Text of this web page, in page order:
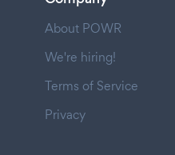
About POWR
We're hiring!
Terms of Service
Privacy